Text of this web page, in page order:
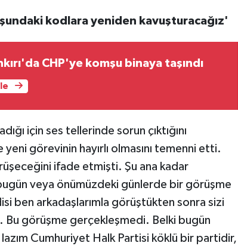
kodlara yeniden kavuşturacağız'
CHP'ye komşu binaya taşındı
için ses tellerinde sorun çıktığını
görevinin hayırlı olmasını temenni etti.
ifade etmişti. Şu ana kadar
veya önümüzdeki günlerde bir görüşme
ben arkadaşlarımla görüştükten sonra sizi
görüşme gerçekleşmedi. Belki bugün
Cumhuriyet Halk Partisi köklü bir partidir,